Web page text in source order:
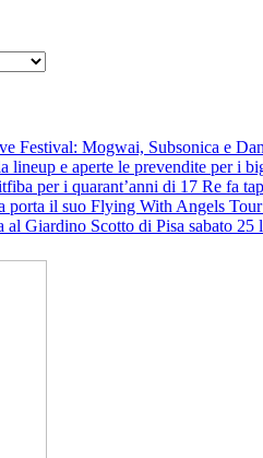
Festival: Mogwai, Subsonica e
lineup e aperte le prevendite per i
per i quarant’anni di 17 Re fa
porta il suo Flying With Angels
al Giardino Scotto di Pisa sabato 25